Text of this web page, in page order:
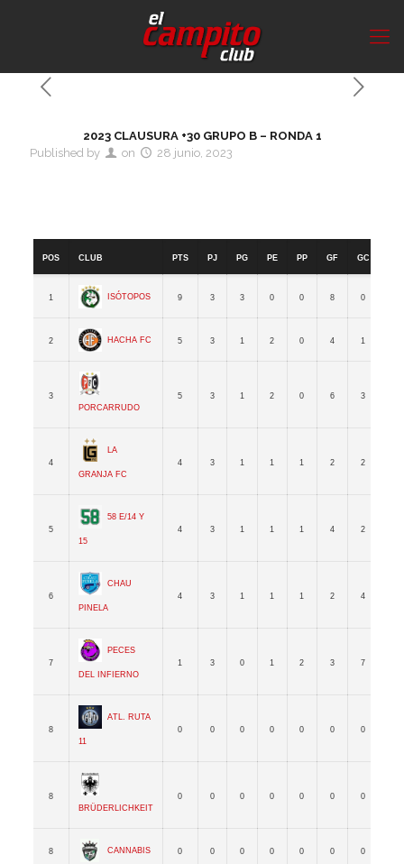
2023 CLAUSURA +30 GRUPO B – RONDA 1
Published by
on 28 junio, 2023
Pos
Club PTS PJ PG PE PP GF GC
1 Isótopos 9 3 3 0 0 8 0
2 Hacha FC 5 3 1 2 0 4 1
3
Porcarrudo
5 3 1 2 0 6 3
4
La
Granja FC
4 3 1 1 1 2 2
5
58 e/14 y
15
4 3 1 1 1 4 2
6
Chau
Pinela
4 3 1 1 1 2 4
7
Peces
del Infierno
1 3 0 1 2 3 7
8
Atl. Ruta
11
0 0 0 0 0 0 0
8
Brüderlichkeit
0 0 0 0 0 0 0
8 Cannabis 0 0 0 0 0 0 0